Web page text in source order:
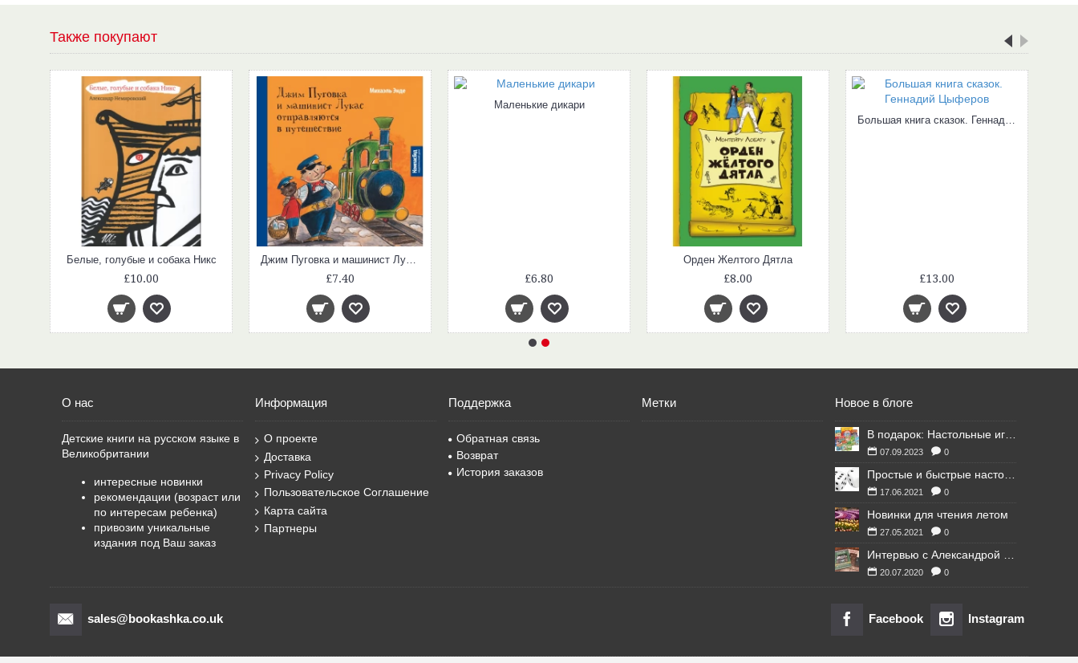
Также покупают
Белые, голубые и собака Никс
£10.00
Джим Пуговка и машинист Лукас отправляются в путешествие
£7.40
Маленькие дикари
£6.80
Орден Желтого Дятла
£8.00
Большая книга сказок. Геннадий Цыферов
£13.00
О нас
Детские книги на русском языке в
Великобритании
интересные новинки
рекомендации (возраст или
по интересам ребенка)
привозим уникальные
издания под Ваш заказ
Информация
О проекте
Доставка
Privacy Policy
Пользовательское Соглашение
Карта сайта
Партнеры
Поддержка
Обратная связь
Возврат
История заказов
Метки Новое в блоге
В подарок: Настольные игры для Ваших британских друзей
07.09.2023 0
Простые и быстрые настольные игры
17.06.2021 0
Новинки для чтения летом
27.05.2021 0
Интервью с Александрой Литвиной
20.07.2020 0
sales@bookashka.co.uk Facebook Instagram